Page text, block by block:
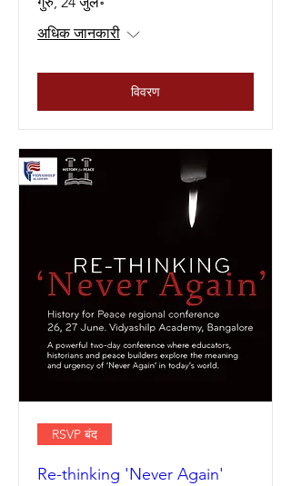
अधिक जानकारी
विवरण
RSVP बंद
Re-thinking 'Never Again'